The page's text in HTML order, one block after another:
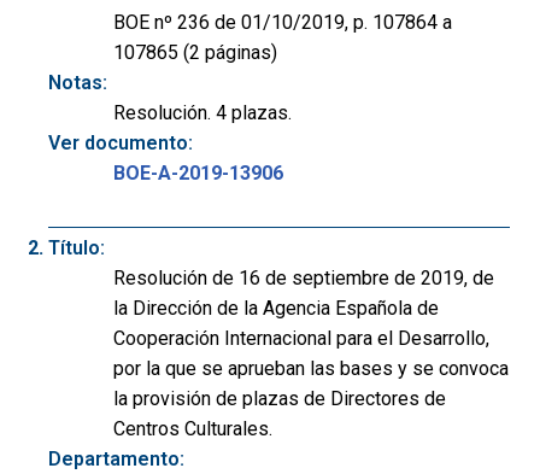
BOE nº 236 de 01/10/2019, p. 107864 a
107865 (2 páginas)
Notas:
Resolución. 4 plazas.
Ver documento:
BOE-A-2019-13906
Título:
Resolución de 16 de septiembre de 2019, de
la Dirección de la Agencia Española de
Cooperación Internacional para el Desarrollo,
por la que se aprueban las bases y se convoca
la provisión de plazas de Directores de
Centros Culturales.
Departamento: